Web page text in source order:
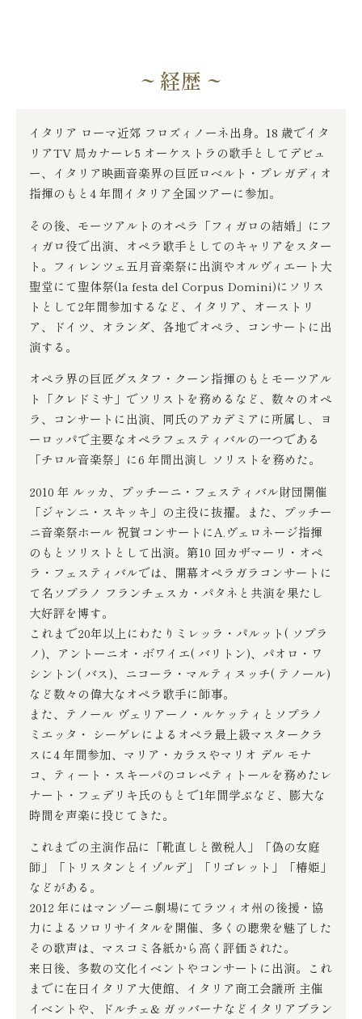
~ 経歴 ~
イタリア ローマ近郊 フロズィノーネ出身。18 歳でイタ
リアTV 局カナーレ5 オーケストラの歌手としてデビュ
ー、イタリア映画音楽界の巨匠ロベルト・プレガディオ
指揮のもと4 年間イタリア全国ツアーに参加。
その後、モーツアルトのオペラ「フィガロの結婚」にフ
ィガロ役で出演、オペラ歌手としてのキャリアをスター
ト。フィレンツェ五月音楽祭に出演やオルヴィエート大
聖堂にて聖体祭(la festa del Corpus Domini)にソリス
トとして2年間参加するなど、イタリア、オーストリ
ア、ドイツ、オランダ、各地でオペラ、コンサートに出
演する。
オペラ界の巨匠グスタフ・クーン指揮のもとモーツアル
ト「クレドミサ」でソリストを務めるなど、数々のオペ
ラ、コンサートに出演、同氏のアカデミアに所属し、ヨ
ーロッパで主要なオペラフェスティバルの一つである
「チロル音楽祭」に6 年間出演し ソリストを務めた。
2010 年 ルッカ、プッチーニ・フェスティバル財団開催
「ジャンニ・スキッキ」の主役に抜擢。また、プッチー
ニ音楽祭ホール 祝賀コンサートにA.ヴェロネージ指揮
のもとソリストとして出演。第10 回カザマーリ・オペ
ラ・フェスティバルでは、開幕オペラガラコンサートに
て名ソプラノ フランチェスカ・パタネと共演を果たし
大好評を博す。
これまで20年以上にわたりミレッラ・パルット( ソプラ
ノ)、アントーニオ・ボワイエ( バリトン)、パオロ・ワ
シントン( バス)、ニコーラ・マルティヌッチ( テノール)
など数々の偉大なオペラ歌手に師事。
また、テノール ヴェリアーノ・ルケッティとソプラノ
ミエッタ・ シーゲレによるオペラ最上級マスタークラ
スに4 年間参加、マリア・カラスやマリオ デル モナ
コ、ティート・スキーパのコレペティトールを務めたレ
ナート・フェデリキ氏のもとで1年間学ぶなど、膨大な
時間を声楽に投じてきた。
これまでの主演作品に「靴直しと徴税人」「偽の女庭
師」「トリスタンとイゾルデ」「リゴレット」「椿姫」
などがある。
2012 年にはマンゾーニ劇場にてラツィオ州の後援・協
力によるソロリサイタルを開催、多くの聴衆を魅了した
その歌声は、マスコミ各紙から高く評価された。
来日後、多数の文化イベントやコンサートに出演。これ
までに在日イタリア大使館、イタリア商工会議所 主催
イベントや、ドルチェ& ガッバーナなどイタリアブラン